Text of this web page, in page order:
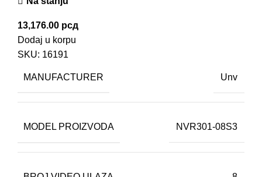
13,176.00 рсд
Dodaj u korpu
SKU: 16191
MANUFACTURER Unv
MODEL PROIZVODA NVR301-08S3